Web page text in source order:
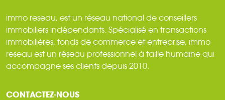
immo reseau, est un réseau national de conseillers
immobiliers indépendants. Spécialisé en transactions
immobilières, fonds de commerce et entreprise, immo
reseau est un réseau professionnel à taille humaine qui
accompagne ses clients depuis 2010.
CONTACTEZ-NOUS